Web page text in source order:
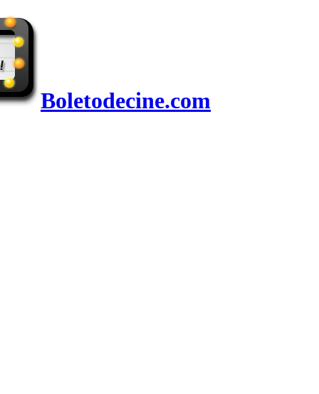
Boletodecine.com